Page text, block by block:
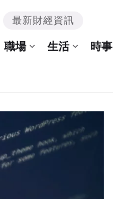
最新財經資訊
職場 生活 時事